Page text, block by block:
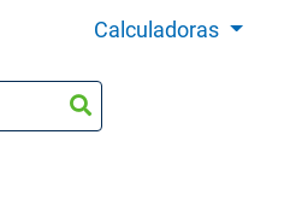
Calculadoras